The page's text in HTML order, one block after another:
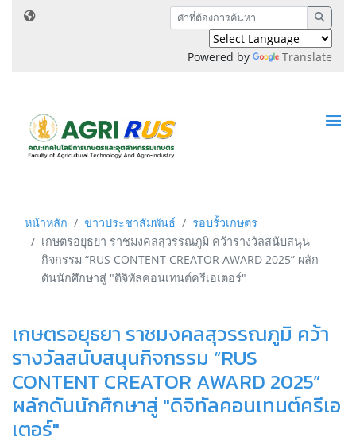
Powered by Translate
หน้าหลัก ข่าวประชาสัมพันธ์
รอบรั้วเกษตร
เกษตรอยุธยา ราชมงคลสุวรรณภูมิ คว้ารางวัลสนับสนุน
กิจกรรม “RUS CONTENT CREATOR AWARD 2025” ผลัก
ดันนักศึกษาสู่ "ดิจิทัลคอนเทนต์ครีเอเตอร์"
เกษตรอยุธยา ราชมงคลสุวรรณภูมิ คว้า
รางวัลสนับสนุนกิจกรรม “RUS
CONTENT CREATOR AWARD 2025”
ผลักดันนักศึกษาสู่ "ดิจิทัลคอนเทนต์ครีเอ
เตอร์"